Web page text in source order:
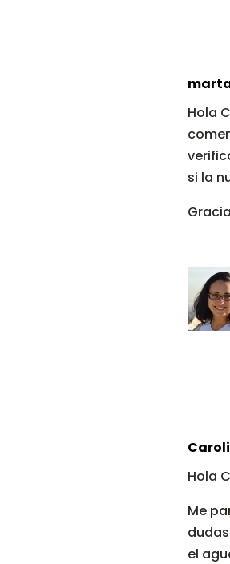
Hola
si la
Hola
Me
el